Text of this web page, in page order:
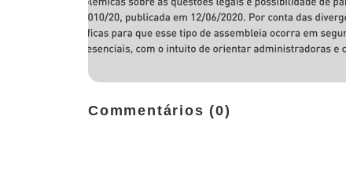
Commentários (0)